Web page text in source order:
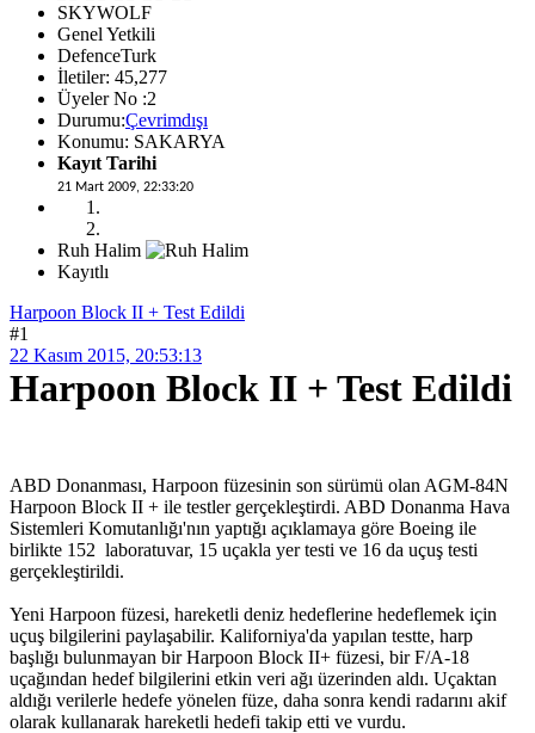
SKYWOLF
Genel Yetkili
DefenceTurk
İletiler: 45,277
Üyeler No :2
Durumu:Çevrimdışı
Konumu: SAKARYA
Kayıt Tarihi
21 Mart 2009, 22:33:20
Ruh Halim
Kayıtlı
Harpoon Block II + Test Edildi
#1
22 Kasım 2015, 20:53:13
Harpoon Block II + Test Edildi
ABD Donanması, Harpoon füzesinin son sürümü olan AGM-84N
Harpoon Block II + ile testler gerçekleştirdi. ABD Donanma Hava
Sistemleri Komutanlığı'nın yaptığı açıklamaya göre Boeing ile
birlikte 152 laboratuvar, 15 uçakla yer testi ve 16 da uçuş testi
gerçekleştirildi.
Yeni Harpoon füzesi, hareketli deniz hedeflerine hedeflemek için
uçuş bilgilerini paylaşabilir. Kaliforniya'da yapılan testte, harp
başlığı bulunmayan bir Harpoon Block II+ füzesi, bir F/A-18
uçağından hedef bilgilerini etkin veri ağı üzerinden aldı. Uçaktan
aldığı verilerle hedefe yönelen füze, daha sonra kendi radarını akif
olarak kullanarak hareketli hedefi takip etti ve vurdu.